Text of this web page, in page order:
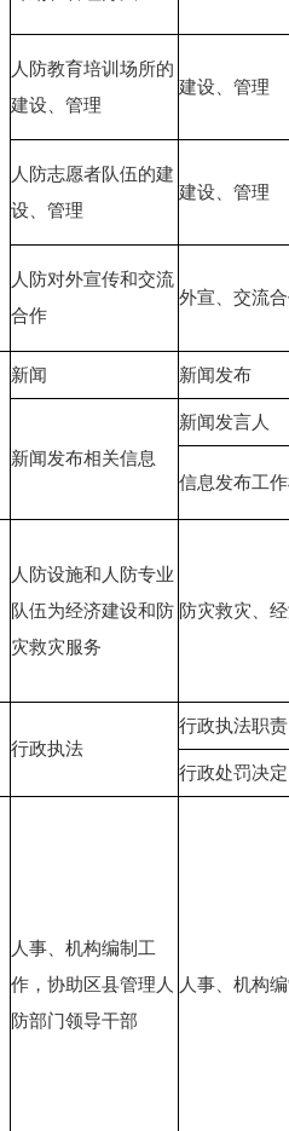
人防教育培训场所的
建设、管理
建设、管理
人防志愿者队伍的建
设、管理
建设、管理
人防对外宣传和交流
合作
外宣、交流
新闻 新闻发布
新闻发布相关信息
新闻发言人
信息发布工
人防设施和人防专业
队伍为经济建设和防
灾救灾服务
防灾救灾、
行政执法
行政执法职责
行政处罚决定
人事、机构编制工
作，协助区县管理人
防部门领导干部
人事、机构